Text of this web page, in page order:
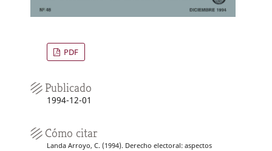
PDF
Publicado
1994-12-01
Cómo citar
Landa Arroyo, C. (1994). Derecho electoral: aspectos